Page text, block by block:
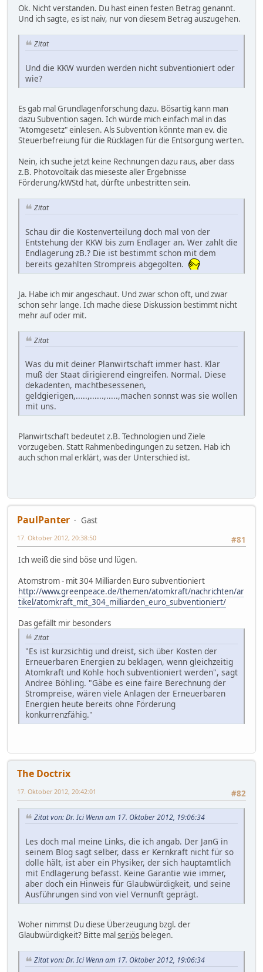
Ok. Nicht verstanden. Du hast einen festen Betrag genannt.
Und ich sagte, es ist naiv, nur von diesem Betrag auszugehen.
Zitat
Und die KKW wurden werden nicht subventioniert oder
wie?
Es gab mal Grundlagenforschung dazu. Bösartig kann man
dazu Subvention sagen. Ich würde mich einfach mal in das
"Atomgesetz" einlesen. Als Subvention könnte man ev. die
Steuerbefreiung für die Rücklagen für die Entsorgung werten.
Nein, ich suche jetzt keine Rechnungen dazu raus, aber dass
z.B. Photovoltaik das mieseste aller Ergebnisse
Förderung/kWStd hat, dürfte unbestritten sein.
Zitat
Schau dir die Kostenverteilung doch mal von der
Entstehung der KKW bis zum Endlager an. Wer zahlt die
Endlagerung zB.? Die ist bestimmt schon mit dem
bereits gezahlten Strompreis abgegolten.
Ja. Habe ich mir angeschaut. Und zwar schon oft, und zwar
schon sehr lange. Ich mache diese Diskussion bestimmt nicht
mehr auf oder mit.
Zitat
Was du mit deiner Planwirtschaft immer hast. Klar
muß der Staat dirigierend eingreifen. Normal. Diese
dekadenten, machtbesessenen,
geldgierigen,.....,......,.....,machen sonnst was sie wollen
mit uns.
Planwirtschaft bedeutet z.B. Technologien und Ziele
vorzugeben. Statt Rahmenbedingungen zu setzen. Hab ich
auch schon mal erklärt, was der Unterschied ist.
PaulPanter
Gast
#81
17. Oktober 2012, 20:38:50
Ich weiß die sind böse und lügen.
Atomstrom - mit 304 Milliarden Euro subventioniert
http://www.greenpeace.de/themen/atomkraft/nachrichten/ar
tikel/atomkraft_mit_304_milliarden_euro_subventioniert/
Das gefällt mir besonders
Zitat
"Es ist kurzsichtig und dreist, sich über Kosten der
Erneuerbaren Energien zu beklagen, wenn gleichzeitig
Atomkraft und Kohle hoch subventioniert werden", sagt
Andree Böhling. "Gäbe es eine faire Berechnung der
Strompreise, wären viele Anlagen der Erneuerbaren
Energien heute bereits ohne Förderung
konkurrenzfähig."
The Doctrix
#82
17. Oktober 2012, 20:42:01
Zitat von: Dr. Ici Wenn am 17. Oktober 2012, 19:06:34
Les doch mal meine Links, die ich angab. Der JanG in
seinem Blog sagt selber, dass er Kernkraft nicht für so
dolle hält, ist aber ein Physiker, der sich hauptamtlich
mit Endlagerung befasst. Keine Garantie wie immer,
aber doch ein Hinweis für Glaubwürdigkeit, und seine
Ausführungen sind von viel Vernunft geprägt.
Woher nimmst Du diese Überzeugung bzgl. der
Glaubwürdigkeit? Bitte malseriös belegen.
Zitat von: Dr. Ici Wenn am 17. Oktober 2012, 19:06:34